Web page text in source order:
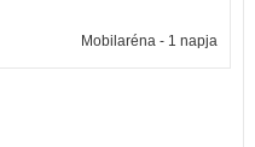
Mobilaréna - 1 napja